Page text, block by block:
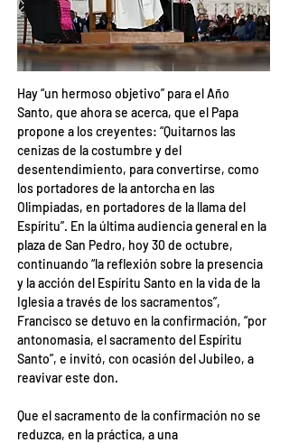
Hay “un hermoso objetivo” para el Año
Santo, que ahora se acerca, que el Papa
propone a los creyentes: “Quitarnos las
cenizas de la costumbre y del
desentendimiento, para convertirse, como
los portadores de la antorcha en las
Olimpiadas, en portadores de la llama del
Espíritu”. En la última audiencia general en la
plaza de San Pedro, hoy 30 de octubre,
continuando “la reflexión sobre la presencia
y la acción del Espíritu Santo en la vida de la
Iglesia a través de los sacramentos”,
Francisco se detuvo en la confirmación, “por
antonomasia, el sacramento del Espíritu
Santo”, e invitó, con ocasión del Jubileo, a
reavivar este don.
Que el sacramento de la confirmación no se
reduzca, en la práctica, a una